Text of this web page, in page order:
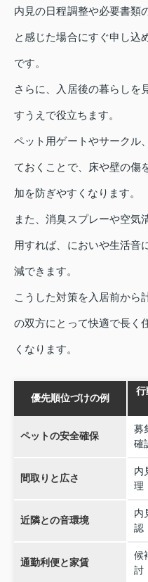
内見の日程調整や必要書類
と感じた場合にすぐ申し込
です。
さらに、入居後の暮らしを
すうえで役立ちます。
ペット用ゲートやサークル
ておくことで、床や壁の傷
加を防ぎやすくなります。
また、消臭スプレーや空気
用すれば、においや生活音
減できます。
こうした対策を入居前から
の双方にとって快適で長く
くなります。
優先順位づけの例
行
ペットの安全確保
募
確
間取りと広さ
内
理
近隣との音環境
内
認
通勤利便と家賃
候
討